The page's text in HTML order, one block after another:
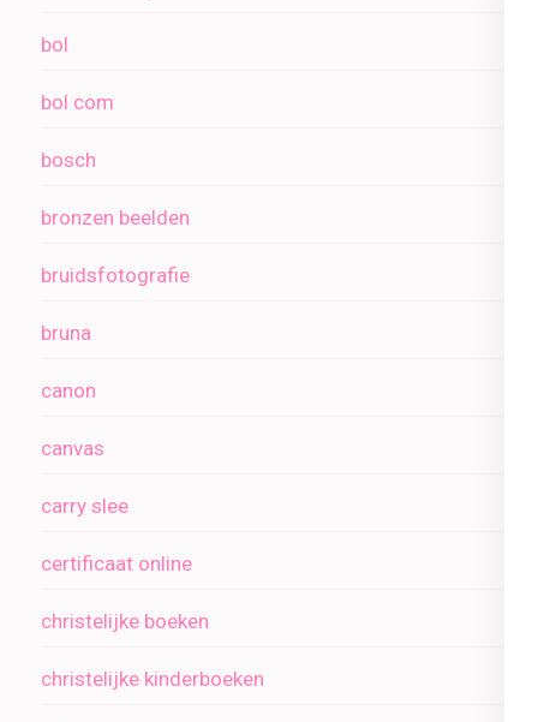
bol
bol com
bosch
bronzen beelden
bruidsfotografie
bruna
canon
canvas
carry slee
certificaat online
christelijke boeken
christelijke kinderboeken